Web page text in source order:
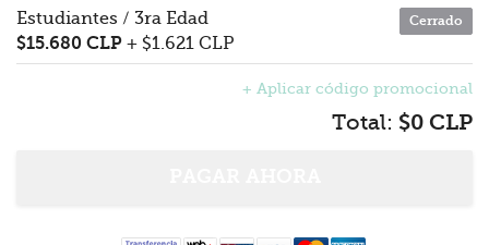
Estudiantes / 3ra Edad
$15.680 CLP + $1.621 CLP
Cerrado
+ Aplicar código promocional
Total: $0 CLP